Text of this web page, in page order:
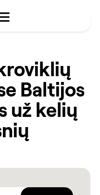
Baltijos
už kelių